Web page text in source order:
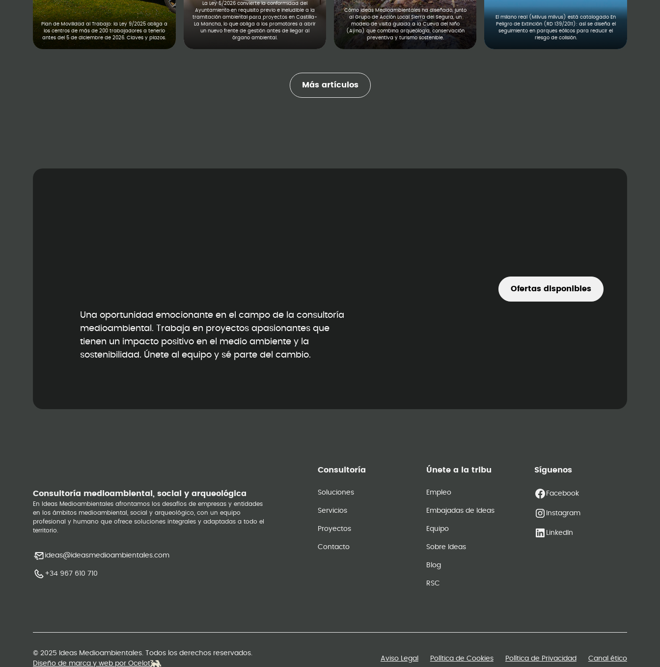
Plan de Movilidad al Trabajo: la Ley 9/2025 obliga a
los centros de más de 200 trabajadores a tenerlo
antes del 5 de diciembre de 2026. Claves y plazos.
La Ley 5/2026 convierte la conformidad del
Ayuntamiento en requisito previo e ineludible a la
tramitación ambiental para proyectos en Castilla-
La Mancha, lo que obliga a los promotores a abrir
un nuevo frente de gestión antes de llegar al
órgano ambiental.
Cómo Ideas Medioambientales ha diseñado, junto
al Grupo de Acción Local Sierra del Segura, un
modelo de visita guiada a la Cueva del Niño
(Aýna) que combina arqueología, conservación
preventiva y turismo sostenible.
El milano real (Milvus milvus) está catalogado En
Peligro de Extinción (RD 139/2011): así se diseña el
seguimiento en parques eólicos para reducir el
riesgo de colisión.
Más artículos
Una oportunidad emocionante en el campo de la consultoría
medioambiental. Trabaja en proyectos apasionantes que
tienen un impacto positivo en el medio ambiente y la
sostenibilidad. Únete al equipo y sé parte del cambio.
Ofertas disponibles
Consultoría medioambiental, social y arqueológica
En Ideas Medioambientales afrontamos los desafíos de empresas y entidades
en los ámbitos medioambiental, social y arqueológico, con un equipo
profesional y humano que ofrece soluciones integrales y adaptadas a todo el
territorio.
ideas@ideasmedioambientales.com
+34 967 610 710
Consultoría
Soluciones
Servicios
Proyectos
Contacto
Únete a la tribu
Empleo
Embajadas de Ideas
Equipo
Sobre Ideas
Blog
RSC
Síguenos
Facebook
Instagram
LinkedIn
© 2025 Ideas Medioambientales. Todos los derechos reservados.
Diseño de marca y web por Ocelot
Aviso Legal Política de Cookies Política de Privacidad Canal ético